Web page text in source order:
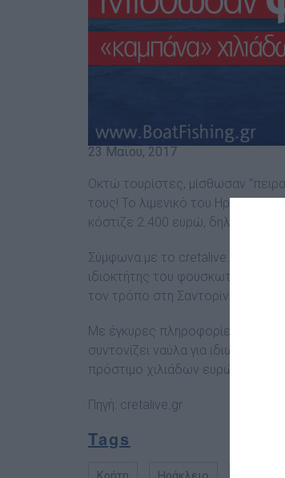
23 Μαΐου, 2017
Οκτώ τουρίστες, μίσθωσαν
τους! Το λιμενικό του Ηρακλείου
κόστιζε 2.400 ευρώ, δηλαδή 300
Σύμφωνα με το cretalive.gr στο
ιδιοκτήτης του φουσκωτού και
τον τρόπο στη Σαντορίνη, λόγω
Με έγκυρες πληροφορίες του
συντονίζει ναύλα για ιδιώτες
πρόστιμο χιλιάδων ευρώ!
Πηγή: cretalive.gr
Tags